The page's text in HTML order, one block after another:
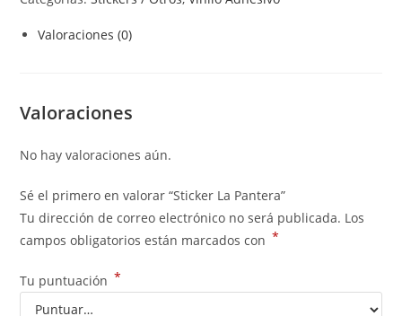
Valoraciones (0)
Valoraciones
No hay valoraciones aún.
Sé el primero en valorar “Sticker La Pantera”
Tu dirección de correo electrónico no será publicada. Los
campos obligatorios están marcados con *
Tu puntuación *